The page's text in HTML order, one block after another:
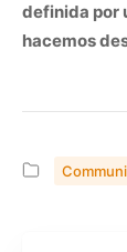
definida por
hacemos